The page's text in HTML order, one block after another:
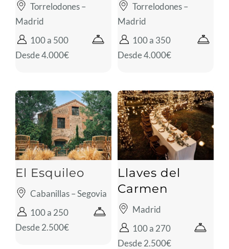
Torrelodones –
Madrid
100 a 500
Desde 4.000€
Torrelodones –
Madrid
100 a 350
Desde 4.000€
El Esquileo
Cabanillas – Segovia
100 a 250
Desde 2.500€
Llaves del
Carmen
Madrid
100 a 270
Desde 2.500€